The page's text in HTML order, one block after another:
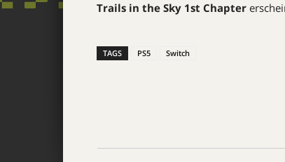
Trails in the Sky 1st Chapter
TAGS PS5 Switch